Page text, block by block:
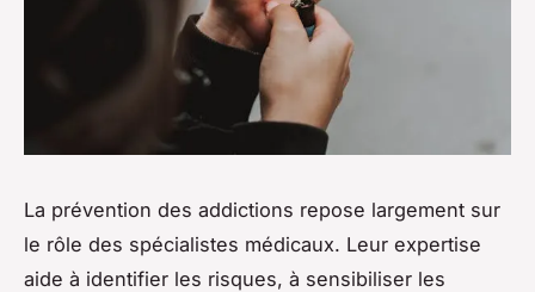
La prévention des addictions repose largement sur
le rôle des spécialistes médicaux. Leur expertise
aide à identifier les risques, à sensibiliser les